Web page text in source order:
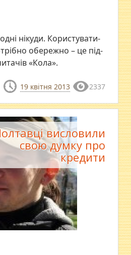
ні­ку­ди. Ко­ри­с­ту­ва­ти­
обе­ре­ж­но – це пі­д­
«Ко­ла».
19 квітня 2013 2337
висловили
свою думку про
кредити